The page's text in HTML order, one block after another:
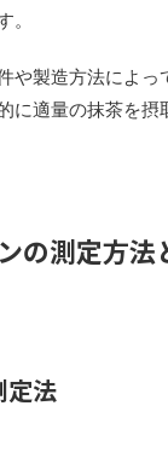
や製造方法によ
に適量の抹茶を
の測定方
定法